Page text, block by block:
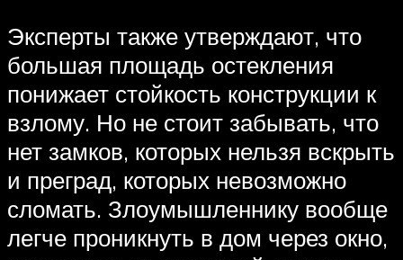
Эксперты также утверждают, что
большая площадь остекления
понижает стойкость конструкции к
взлому. Но не стоит забывать, что
нет замков, которых нельзя вскрыть
и преград, которых невозможно
сломать. Злоумышленнику вообще
легче проникнуть в дом через окно,